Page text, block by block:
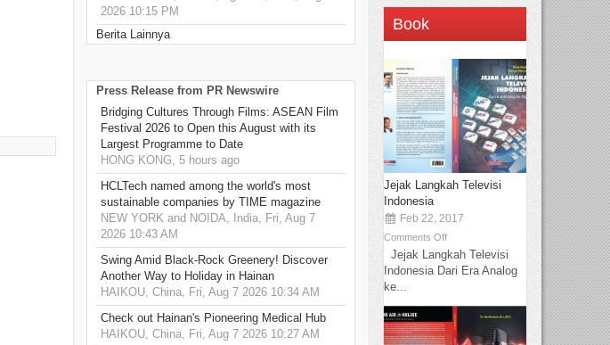
2026 10:15 PM
Berita Lainnya
Press Release from PR Newswire
Bridging Cultures Through Films: ASEAN Film
Festival 2026 to Open this August with its
Largest Programme to Date
HONG KONG, 5 hours ago
HCLTech named among the world's most
sustainable companies by TIME magazine
NEW YORK and NOIDA, India, Fri, Aug 7
2026 10:43 AM
Swing Amid Black‑Rock Greenery! Discover
Another Way to Holiday in Hainan
HAIKOU, China, Fri, Aug 7 2026 10:34 AM
Check out Hainan's Pioneering Medical Hub
HAIKOU, China, Fri, Aug 7 2026 10:27 AM
Book
Jejak Langkah Televisi
Indonesia
Feb 22, 2017
Comments Off
Jejak Langkah Televisi
Indonesia Dari Era Analog
ke...